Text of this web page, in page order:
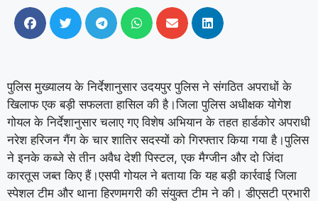
पुलिस मुख्यालय के निर्देशानुसार उदयपुर पुलिस ने संगठित अपराधों के
खिलाफ एक बड़ी सफलता हासिल की है।जिला पुलिस अधीक्षक योगेश
गोयल के निर्देशानुसार चलाए गए विशेष अभियान के तहत हार्डकोर अपराधी
नरेश हरिजन गैंग के चार शातिर सदस्यों को गिरफ्तार किया गया है।पुलिस
ने इनके कब्जे से तीन अवैध देशी पिस्टल, एक मैग्जीन और दो जिंदा
कारतूस जब्त किए हैं।एसपी गोयल ने बताया कि यह बड़ी कार्रवाई जिला
स्पेशल टीम और थाना हिरणमगरी की संयुक्त टीम ने की। डीएसटी प्रभारी